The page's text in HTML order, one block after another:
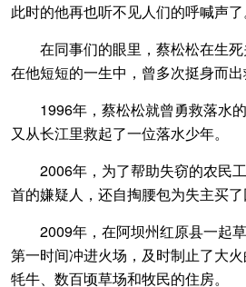
此时的他再也听不见人们的呼喊声了
在同事们的眼里，蔡松松在生死
在他短短的一生中，曾多次挺身而出
1996年，蔡松松就曾勇救落水
又从长江里救起了一位落水少年。
2006年，为了帮助失窃的农民工
首的嫌疑人，还自掏腰包为失主买了
2009年，在阿坝州红原县一起
第一时间冲进火场，及时制止了大
牦牛、数百顷草场和牧民的住房。